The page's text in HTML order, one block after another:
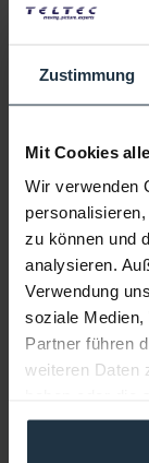
Zustimmung
Mit Cookies
Wir verwenden
zu können und
analysieren.
Verwendung
soziale Medien,
Partner führen
weiteren Daten
gesammelt
Infos zu
Folgende Infos
Weitere